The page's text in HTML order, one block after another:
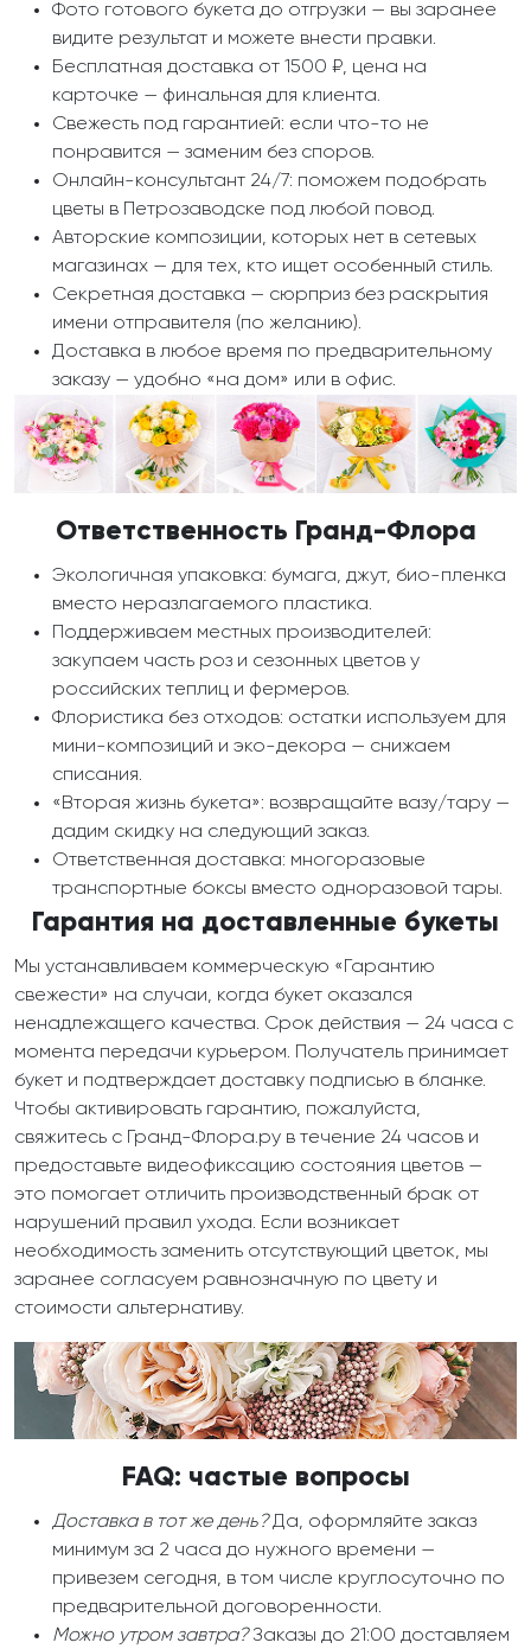
Фото готового букета до отгрузки — вы заранее
видите результат и можете внести правки.
Бесплатная доставка от 1500 ₽, цена на
карточке — финальная для клиента.
Свежесть под гарантией: если что-то не
понравится — заменим без споров.
Онлайн-консультант 24/7: поможем подобрать
цветы в Петрозаводске под любой повод.
Авторские композиции, которых нет в сетевых
магазинах — для тех, кто ищет особенный стиль.
Секретная доставка — сюрприз без раскрытия
имени отправителя (по желанию).
Доставка в любое время по предварительному
заказу — удобно «на дом» или в офис.
Ответственность Гранд-Флора
Экологичная упаковка: бумага, джут, био-пленка
вместо неразлагаемого пластика.
Поддерживаем местных производителей:
закупаем часть роз и сезонных цветов у
российских теплиц и фермеров.
Флористика без отходов: остатки используем для
мини-композиций и эко-декора — снижаем
списания.
«Вторая жизнь букета»: возвращайте вазу/тару —
дадим скидку на следующий заказ.
Ответственная доставка: многоразовые
транспортные боксы вместо одноразовой тары.
Гарантия на доставленные букеты
Мы устанавливаем коммерческую «Гарантию
свежести» на случаи, когда букет оказался
ненадлежащего качества. Срок действия — 24 часа с
момента передачи курьером. Получатель принимает
букет и подтверждает доставку подписью в бланке.
Чтобы активировать гарантию, пожалуйста,
свяжитесь с Гранд-Флора.ру в течение 24 часов и
предоставьте видеофиксацию состояния цветов —
это помогает отличить производственный брак от
нарушений правил ухода. Если возникает
необходимость заменить отсутствующий цветок, мы
заранее согласуем равнозначную по цвету и
стоимости альтернативу.
FAQ: частые вопросы
Доставка в тот же день?Да, оформляйте заказ
минимум за 2 часа до нужного времени —
привезем сегодня, в том числе круглосуточно по
предварительной договоренности.
Можно утром завтра?Заказы до 21:00 доставляем